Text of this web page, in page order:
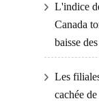
L'indice
Canada
baisse
Les
cachée